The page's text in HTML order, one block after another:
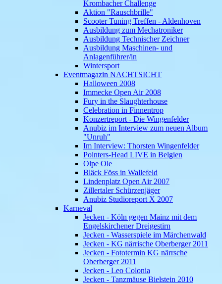
Krombacher Challenge
Aktion "Rauschbrille"
Scooter Tuning Treffen - Aldenhoven
Ausbildung zum Mechatroniker
Ausbildung Technischer Zeichner
Ausbildung Maschinen- und
Anlagenführer/in
Wintersport
Eventmagazin NACHTSICHT
Halloween 2008
Immecke Open Air 2008
Fury in the Slaughterhouse
Celebration in Finnentrop
Konzertreport - Die Wingenfelder
Anubiz im Interview zum neuen Album
"Unruh"
Im Interview: Thorsten Wingenfelder
Pointers-Head LIVE in Belgien
Olpe Ole
Bläck Föss in Wallefeld
Lindenplatz Open Air 2007
Zillertaler Schürzenjäger
Anubiz Studioreport X 2007
Karneval
Jecken - Köln gegen Mainz mit dem
Engelskirchener Dreigestirn
Jecken - Wasserspiele im Märchenwald
Jecken - KG närrische Oberberger 2011
Jecken - Fototermin KG närrsche
Oberberger 2011
Jecken - Leo Colonia
Jecken - Tanzmäuse Bielstein 2010